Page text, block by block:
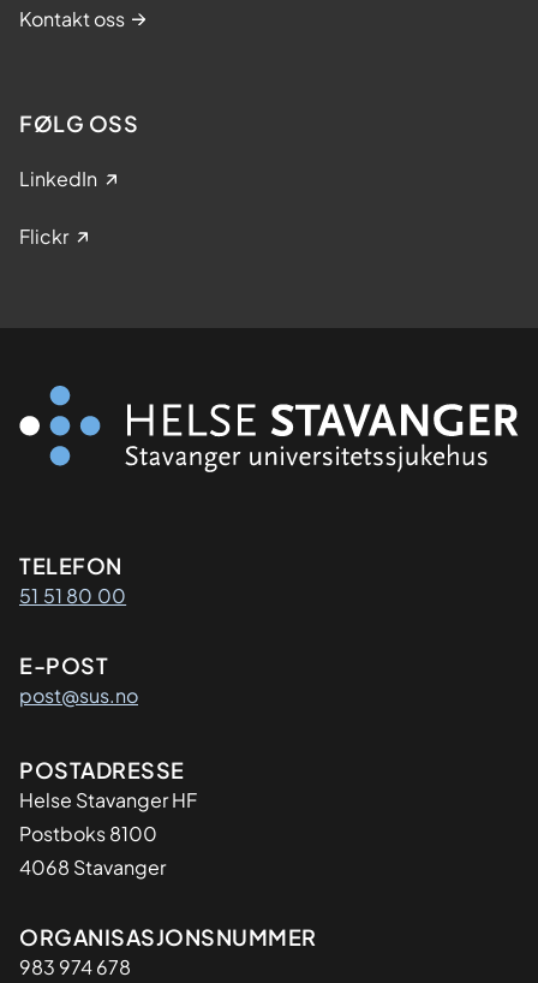
Kontakt oss
FØLG OSS
LinkedIn
Flickr
Kontaktinformasjon
TELEFON
51 51 80 00
E-POST
post@sus.no
Adresse
POSTADRESSE
Helse Stavanger HF
Postboks 8100
4068 Stavanger
Organisasjon
ORGANISASJONSNUMMER
983 974 678